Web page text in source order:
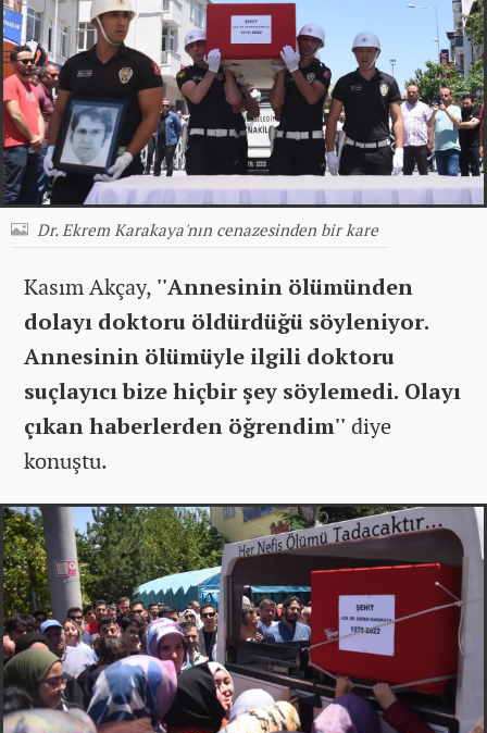
Dr. Ekrem Karakaya'nın cenazesinden bir kare
Kasım Akçay, ''Annesinin ölümünden
dolayı doktoru öldürdüğü söyleniyor.
Annesinin ölümüyle ilgili doktoru
suçlayıcı bize hiçbir şey söylemedi. Olayı
çıkan haberlerden öğrendim'' diye
konuştu.